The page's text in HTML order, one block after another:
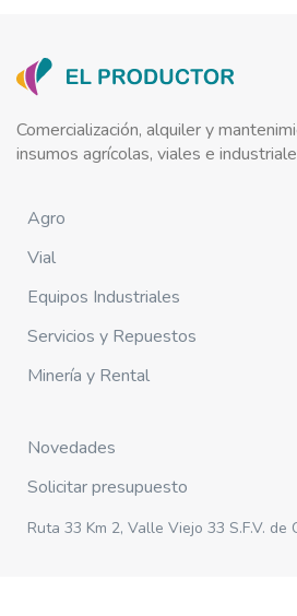
Comercialización, alquiler y
insumos agrícolas, viales e
Agro
Vial
Equipos Industriales
Servicios y Repuestos
Minería y Rental
Novedades
Solicitar presupuesto
Ruta 33 Km 2, Valle Viejo 33 S.F.V. de